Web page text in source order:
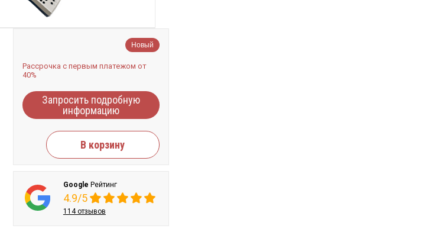
Новый
Рассрочка с первым платежом от
40%
Запросить подробную
информацию
В корзину
Google Рейтинг
4.9/5
114 отзывов